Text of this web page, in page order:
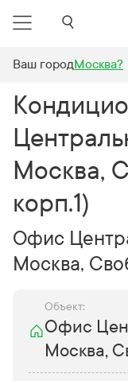
Ваш городМосква?
офиса
Москва,
корп.1)
Офис
Москва,
Объект:
Офис
Москва,